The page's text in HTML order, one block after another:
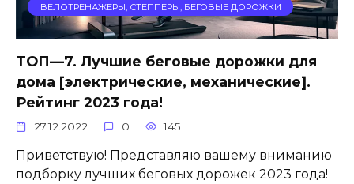
ВЕЛОТРЕНАЖЕРЫ, СТЕППЕРЫ, БЕГОВЫЕ ДОРОЖКИ
ТОП—7. Лучшие беговые дорожки для
дома [электрические, механические].
Рейтинг 2023 года!
27.12.2022 0 145
Приветствую! Представляю вашему вниманию
подборку лучших беговых дорожек 2023 года!